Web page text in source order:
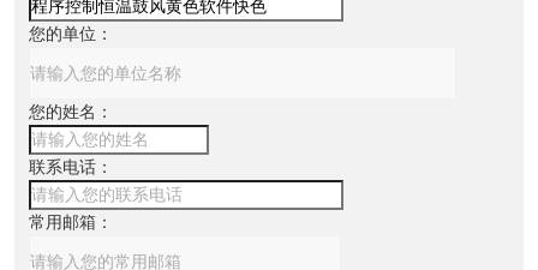
您的单位：
您的姓名：
联系电话：
常用邮箱：